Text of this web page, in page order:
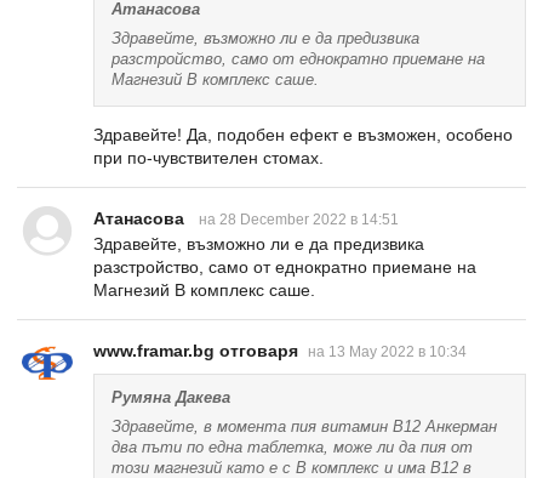
Атанасова
Здравейте, възможно ли е да предизвика
разстройство, само от еднократно приемане на
Магнезий В комплекс саше.
Здравейте! Да, подобен ефект е възможен, особено
при по-чувствителен стомах.
Атанасова на 28 December 2022 в 14:51
Здравейте, възможно ли е да предизвика
разстройство, само от еднократно приемане на
Магнезий В комплекс саше.
www.framar.bg отговаря на 13 May 2022 в 10:34
Румяна Дакева
Здравейте, в момента пия витамин В12 Анкерман
два пъти по една таблетка, може ли да пия от
този магнезий като е с В комплекс и има В12 в